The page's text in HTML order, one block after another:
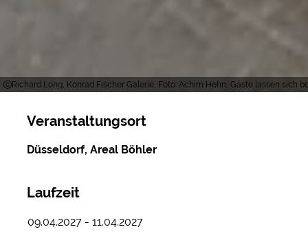
Richard Long, Konrad Fischer Galerie, Foto: Achim Hehn, Gäste lassen sich
Veranstaltungsort
Düsseldorf, Areal Böhler
Laufzeit
09.04.2027 - 11.04.2027